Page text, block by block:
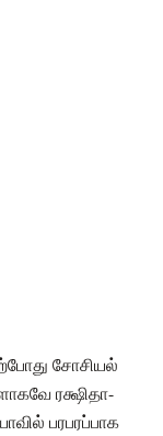
சோசியல்
ரக்ஷிதா-
பரபரப்பாக